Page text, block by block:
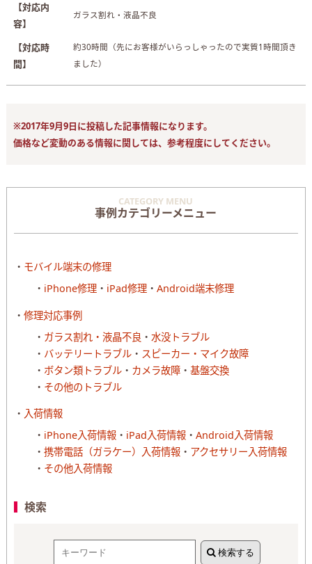
【対応内
容】
ガラス割れ・液晶不良
【対応時
間】
約30時間（先にお客様がいらっしゃったので実質1時間頂き
ました）
※2017年9月9日に投稿した記事情報になります。
価格など変動のある情報に関しては、参考程度にしてください。
CATEGORY MENU
事例カテゴリーメニュー
モバイル端末の修理
iPhone修理
iPad修理 Android端末修理
修理対応事例
ガラス割れ・液晶不良
水没トラブル
バッテリートラブル
スピーカー・マイク故障
ボタン類トラブル
カメラ故障
基盤交換
その他のトラブル
入荷情報
iPhone入荷情報
iPad入荷情報
Android入荷情報
携帯電話（ガラケー）入荷情報
アクセサリー入荷情報
その他入荷情報
検索
検索する